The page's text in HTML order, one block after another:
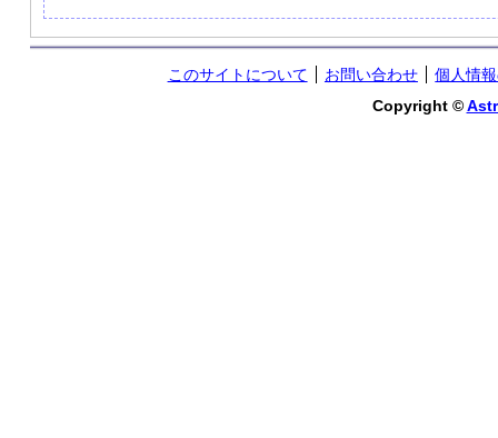
このサイトについて お問い合わせ
個人情
Copyright ©